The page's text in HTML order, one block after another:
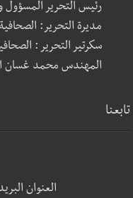
رئيس التحرير
مديرة التحرير:
سكرتير التحرير :
المهندس محمد غسان
تابعنا
العنوان